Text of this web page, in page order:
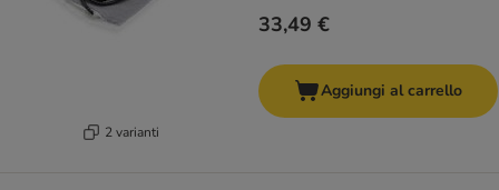
2 varianti
33,49 €
Aggiungi al carrello